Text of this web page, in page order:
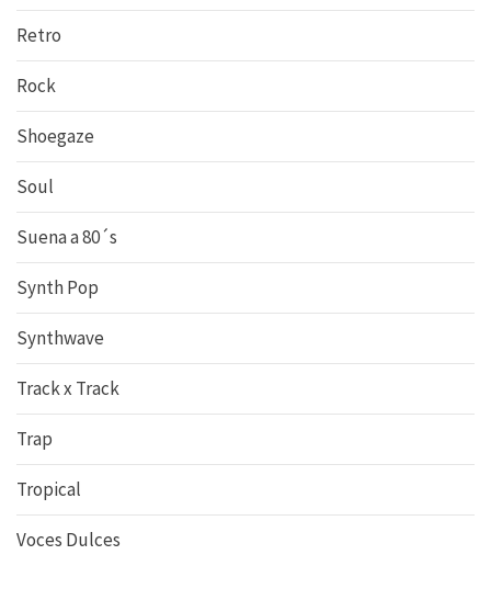
Retro
Rock
Shoegaze
Soul
Suena a 80´s
Synth Pop
Synthwave
Track x Track
Trap
Tropical
Voces Dulces